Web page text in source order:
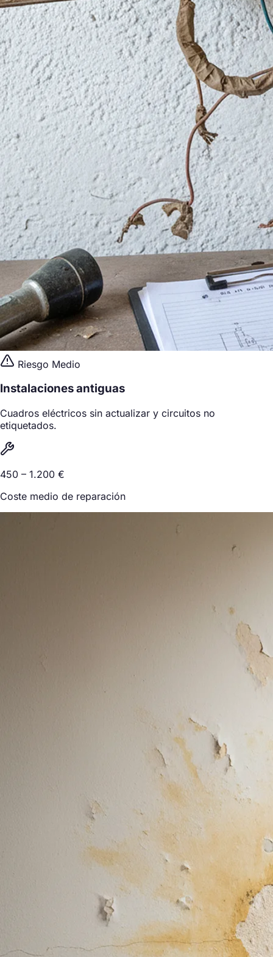
Riesgo Medio
Instalaciones antiguas
Cuadros eléctricos sin actualizar y circuitos no
etiquetados.
450 – 1.200 €
Coste medio de reparación